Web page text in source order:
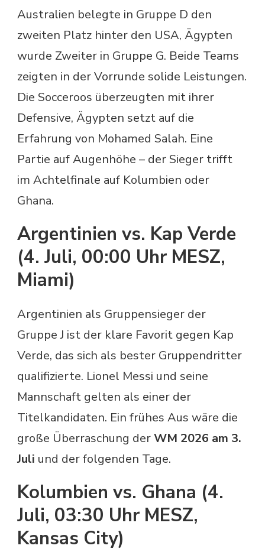
Australien belegte in Gruppe D den
zweiten Platz hinter den USA, Ägypten
wurde Zweiter in Gruppe G. Beide Teams
zeigten in der Vorrunde solide Leistungen.
Die Socceroos überzeugten mit ihrer
Defensive, Ägypten setzt auf die
Erfahrung von Mohamed Salah. Eine
Partie auf Augenhöhe – der Sieger trifft
im Achtelfinale auf Kolumbien oder
Ghana.
Argentinien vs. Kap Verde
(4. Juli, 00:00 Uhr MESZ,
Miami)
Argentinien als Gruppensieger der
Gruppe J ist der klare Favorit gegen Kap
Verde, das sich als bester Gruppendritter
qualifizierte. Lionel Messi und seine
Mannschaft gelten als einer der
Titelkandidaten. Ein frühes Aus wäre die
große Überraschung derWM 2026 am 3.
Juli und der folgenden Tage.
Kolumbien vs. Ghana (4.
Juli, 03:30 Uhr MESZ,
Kansas City)